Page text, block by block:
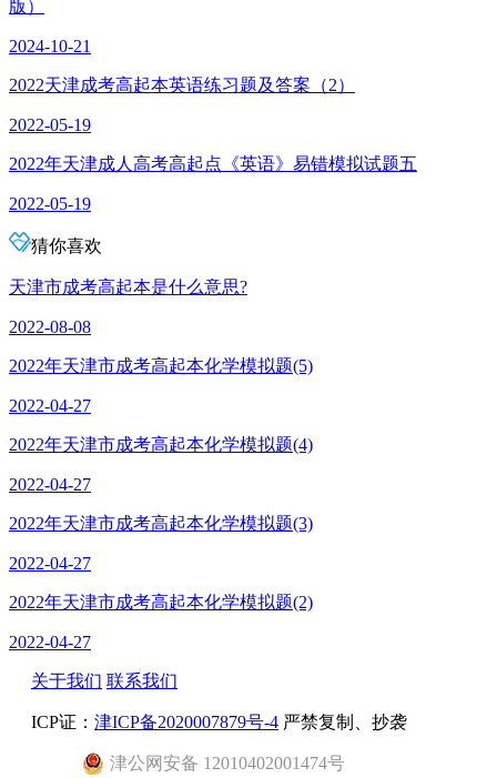
版）
2024-10-21
2022天津成考高起本英语练习题及答案（2）
2022-05-19
2022年天津成人高考高起点《英语》易错模拟试题五
2022-05-19
猜你喜欢
天津市成考高起本是什么意思?
2022-08-08
2022年天津市成考高起本化学模拟题(5)
2022-04-27
2022年天津市成考高起本化学模拟题(4)
2022-04-27
2022年天津市成考高起本化学模拟题(3)
2022-04-27
2022年天津市成考高起本化学模拟题(2)
2022-04-27
关于我们 联系我们
ICP证： 津ICP备2020007879号-4 严禁复制、抄袭
津公网安备 12010402001474号